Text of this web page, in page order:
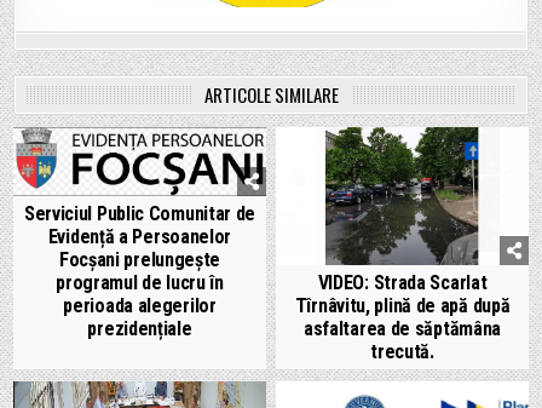
ARTICOLE SIMILARE
Serviciul Public Comunitar de
Evidență a Persoanelor
Focșani prelungește
programul de lucru în
perioada alegerilor
prezidențiale
VIDEO: Strada Scarlat
Tîrnâvitu, plină de apă după
asfaltarea de săptămâna
trecută.